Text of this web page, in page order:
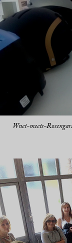
Wnet-meets-